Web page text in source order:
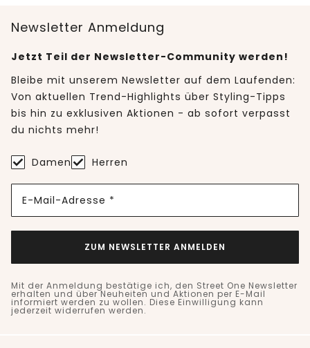
Newsletter Anmeldung
Jetzt Teil der Newsletter-Community werden!
Bleibe mit unserem Newsletter auf dem Laufenden:
Von aktuellen Trend-Highlights über Styling-Tipps
bis hin zu exklusiven Aktionen - ab sofort verpasst
du nichts mehr!
Damen Herren
E-Mail-Adresse *
ZUM NEWSLETTER ANMELDEN
Mit der Anmeldung bestätige ich, den Street One Newsletter
erhalten und über Neuheiten und Aktionen per E-Mail
informiert werden zu wollen. Diese Einwilligung kann
jederzeit widerrufen werden.